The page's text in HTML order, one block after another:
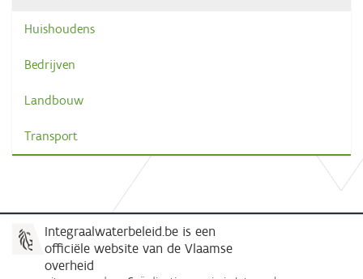
Huishoudens
Bedrijven
Landbouw
Transport
Integraalwaterbeleid.be is een
officiële website van de Vlaamse
overheid